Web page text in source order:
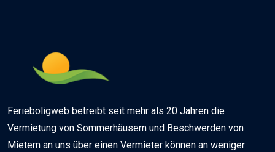
Ferieboligweb betreibt seit mehr als 20 Jahren die
Vermietung von Sommerhäusern und Beschwerden von
Mietern an uns über einen Vermieter können an weniger